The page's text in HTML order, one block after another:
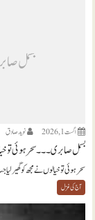
بسمل
اگست 1, 2026 نويد صادق
بسمل صابری ۔۔۔ سحر ہوئی تو
سحر ہوئی تو خیالوں نے مجھ کو
آج کی غزل